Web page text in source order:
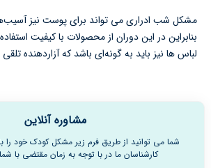
مشکل شب ادراری می تواند برای پوست نیز
بنابراین در این دوران از محصولات با کیفیت
لباس ها نیز باید به گونه‌ای باشد که آزاردهنده
مشاوره آنلاین
شما می توانید از طریق فرم زیر مشکل کودک خود را
کارشناسان ما در با توجه به زمان مقتضی با